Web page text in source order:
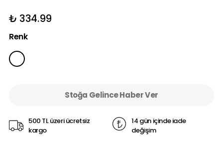
₺ 334.99
Renk
Stoğa Gelince Haber Ver
500 TL üzeri ücretsiz
kargo
14 gün içinde iade
değişim